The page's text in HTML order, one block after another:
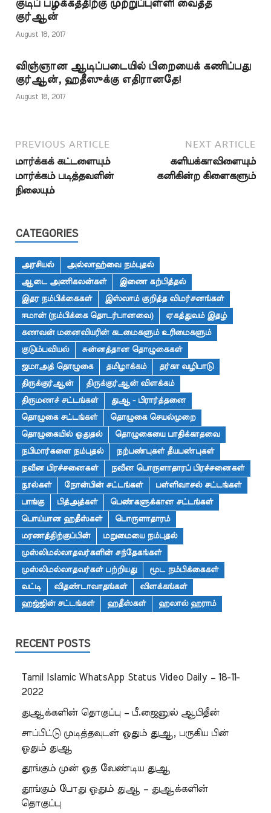
பலமுறை
தெளிவுபடுத்தியுள்ளோம்.
பார்க்க : இசை ஹராமா
குடிப் பழக்கத்திற்கு முற்றுப்புள்ளி வைத்த
குர்ஆன்
August 18, 2017
விஞ்ஞான ஆடிப்படையில் பிறையைக் கணிப்பது
குர்ஆன், ஹதீஸுக்கு எதிரானதே!
August 18, 2017
PREVIOUS ARTICLE
மார்க்கக் கட்டளையும்
மார்க்கம் படித்தவளின்
நிலையும்
NEXT ARTICLE
களியக்காவிளையும்
கனிகின்ற கிளைகளும்
CATEGORIES
அரசியல்
அல்லாஹ்வை நம்புதல்
ஆடை அணிகலன்கள்
இணை கற்பித்தல்
இதர நம்பிக்கைகள்
இஸ்லாம் குறித்த விமர்சனங்கள்
ஈமான் (நம்பிக்கை தொடர்பானவை)
ஏகத்துவம் இதழ்
கணவன் மனைவியரின் கடமைகளும் உரிமைகளும்
குடும்பவியல்
சுன்னத்தான தொழுகைகள்
ஜமாஅத் தொழுகை
தமிழாக்கம்
தர்கா வழிபாடு
திருக்குர்ஆன்
திருக்குர்ஆன் விளக்கம்
திருமணச் சட்டங்கள்
துஆ - பிரார்த்தனை
தொழுகை சட்டங்கள்
தொழுகை செயல்முறை
தொழுகையில் ஓதுதல்
தொழுகையை பாதிக்காதவை
நபிமார்களை நம்புதல்
நற்பண்புகள் தீயபண்புகள்
நவீன பிரச்சனைகள்
நவீன பொருளாதாரப் பிரச்சனைகள்
நூல்கள்
நோன்பின் சட்டங்கள்
பள்ளிவாசல் சட்டங்கள்
பாங்கு
பித்அத்கள்
பெண்களுக்கான சட்டங்கள்
பொய்யான ஹதீஸ்கள்
பொருளாதாரம்
மரணத்திற்குப்பின்
மறுமையை நம்புதல்
முஸ்லிமல்லாதவர்களின் சந்தேகங்கள்
முஸ்லிமல்லாதவர்கள் பற்றியது
மூட நம்பிக்கைகள்
வட்டி
விதண்டாவாதங்கள்
விளக்கங்கள்
ஹஜ்ஜின் சட்டங்கள்
ஹதீஸ்கள் ஹலால் ஹராம்
RECENT POSTS
Tamil Islamic WhatsApp Status Video Daily – 18-11-
2022
துஆக்களின் தொகுப்பு – பீ.ஜைனுல் ஆபிதீன்
சாப்பிட்டு முடித்தவுடன் ஓதும் துஆ, பருகிய பின்
ஓதும் துஆ
தூங்கும் முன் ஓத வேண்டிய துஆ
தூங்கும் போது ஓதும் துஆ – துஆக்களின்
தொகுப்பு